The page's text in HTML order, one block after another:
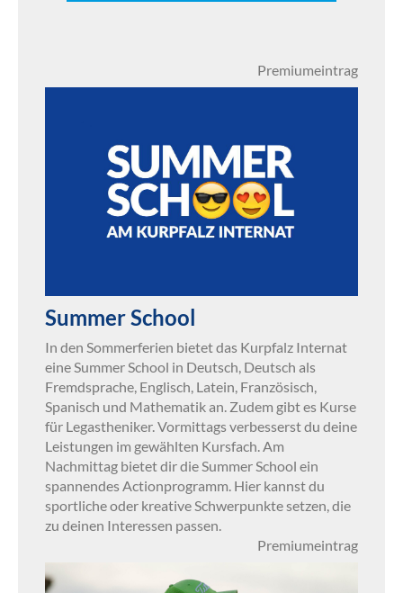
Premiumeintrag
Summer School
In den Sommerferien bietet das Kurpfalz Internat
eine Summer School in Deutsch, Deutsch als
Fremdsprache, Englisch, Latein, Französisch,
Spanisch und Mathematik an. Zudem gibt es Kurse
für Legastheniker. Vormittags verbesserst du deine
Leistungen im gewählten Kursfach. Am
Nachmittag bietet dir die Summer School ein
spannendes Actionprogramm. Hier kannst du
sportliche oder kreative Schwerpunkte setzen, die
zu deinen Interessen passen.
Premiumeintrag